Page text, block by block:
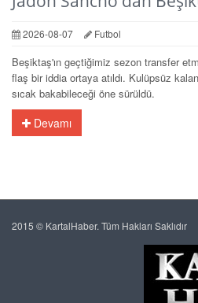
2026-08-07 Futbol
Beşiktaş'ın geçtiğimiz sezon transfer
flaş bir iddia ortaya atıldı. Kulüpsüz
sıcak bakabileceği öne sürüldü.
Devamı
2015 © KartalHaber. Tüm Hakları Saklıdır